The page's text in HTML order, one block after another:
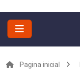
Pagina inicial